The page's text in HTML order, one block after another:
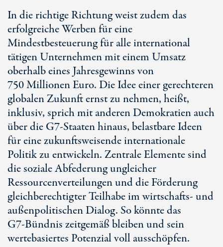
In die richtige Richtung weist zudem das
erfolgreiche Werben für eine
Mindestbesteuerung für alle international
tätigen Unternehmen mit einem Umsatz
oberhalb eines Jahresgewinns von
750 Millionen Euro. Die Idee einer gerechteren
globalen Zukunft ernst zu nehmen, heißt,
inklusiv, sprich mit anderen Demokratien auch
über dieG7-Staaten hinaus, belastbare Ideen
für eine zukunftsweisende internationale
Politik zu entwickeln. Zentrale Elemente sind
die soziale Abfederung ungleicher
Ressourcenverteilungen und die Förderung
gleichberechtigter Teilhabe im wirtschafts- und
außenpolitischen Dialog. So könnte das
G7-Bündnis zeitgemäß bleiben und sein
wertebasiertes Potenzial voll ausschöpfen.